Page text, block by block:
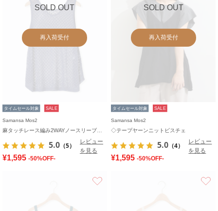
SOLD OUT
再入荷受付
タイムセール対象 SALE
Samansa Mos2
5.0 （5）
レビュー
を見る
¥1,595 -50%OFF-
SOLD OUT
再入荷受付
タイムセール対象 SALE
Samansa Mos2
◇テープヤーンニットビスチェ
5.0 （4）
レビュー
を見る
¥1,595 -50%OFF-